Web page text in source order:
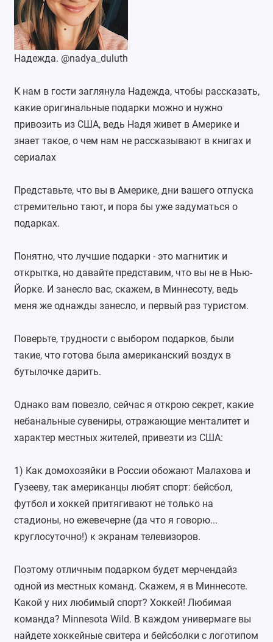
Надежда. @nadya_duluth
К нам в гости заглянула Надежда, чтобы рассказать,
какие оригинальные подарки можно и нужно
привозить из США, ведь Надя живет в Америке и
знает такое, о чем нам не рассказывают в книгах и
сериалах
Представьте, что вы в Америке, дни вашего отпуска
стремительно тают, и пора бы уже задуматься о
подарках.
Понятно, что лучшие подарки - это магнитик и
открытка, но давайте представим, что вы не в Нью-
Йорке. И занесло вас, скажем, в Миннесоту, ведь
меня же однажды занесло, и первый раз туристом.
Поверьте, трудности с выбором подарков, были
такие, что готова была американский воздух в
бутылочке дарить.
Однако вам повезло, сейчас я открою секрет, какие
небанальные сувениры, отражающие менталитет и
характер местных жителей, привезти из США:
1) Как домохозяйки в России обожают Малахова и
Гузееву, так американцы любят спорт: бейсбол,
футбол и хоккей притягивают не только на
стадионы, но ежевечерне (да что я говорю...
круглосуточно!) к экранам телевизоров.
Поэтому отличным подарком будет мерчендайз
одной из местных команд. Скажем, я в Миннесоте.
Какой у них любимый спорт? Хоккей! Любимая
команда? Minnesota Wild. В каждом универмаге вы
найдете хоккейные свитера и бейсболки с логотипом